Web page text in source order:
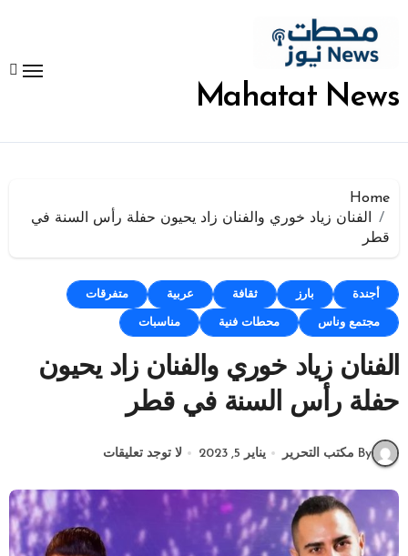
المحتوى
Mahatat News
Home
الفنان زياد خوري والفنان زاد يحيون حفلة رأس السنة في
قطر
أجندة بارز ثقافة عربية متفرقات
مجتمع وناس محطات فنية مناسبات
الفنان زياد خوري والفنان زاد يحيون
حفلة رأس السنة في قطر
By مكتب التحرير يناير 5, 2023 لا توجد تعليقات